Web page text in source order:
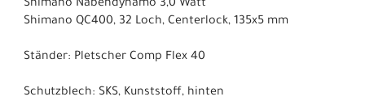
Shimano Nabendynamo 3,0 Watt
Shimano QC400, 32 Loch, Centerlock, 135x5 mm
Ständer: Pletscher Comp Flex 40
Schutzblech: SKS, Kunststoff, hinten